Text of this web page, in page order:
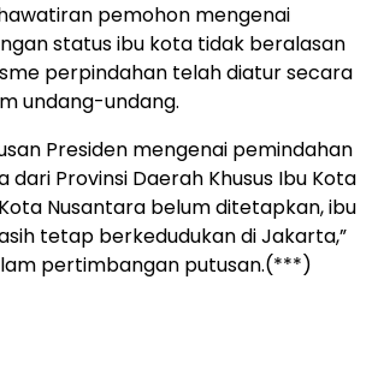
pemohon mengenai
status ibu kota tidak beralasan
perpindahan telah diatur secara
undang-undang.
Presiden mengenai pemindahan
dari Provinsi Daerah Khusus Ibu Kota
Nusantara belum ditetapkan, ibu
tetap berkedudukan di Jakarta,”
pertimbangan putusan.(***)